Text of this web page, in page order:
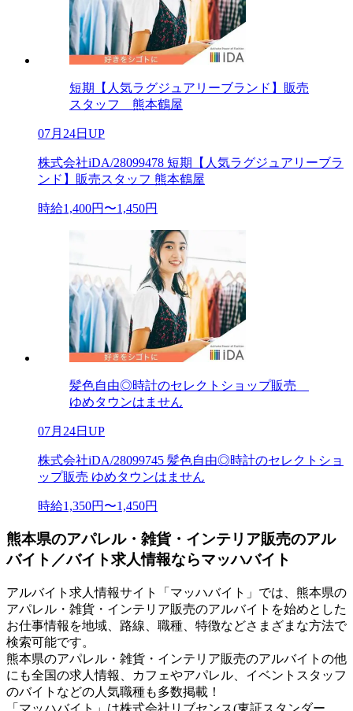
短期【人気ラグジュアリーブランド】販売
スタッフ 熊本鶴屋
07月24日UP
株式会社iDA/28099478 短期【人気ラグジュアリーブラ
ンド】販売スタッフ 熊本鶴屋
時給1,400円〜1,450円
髪色自由◎時計のセレクトショップ販売
ゆめタウンはません
07月24日UP
株式会社iDA/28099745 髪色自由◎時計のセレクトショ
ップ販売 ゆめタウンはません
時給1,350円〜1,450円
熊本県のアパレル・雑貨・インテリア販売のアル
バイト／バイト求人情報ならマッハバイト
アルバイト求人情報サイト「マッハバイト」では、熊本県の
アパレル・雑貨・インテリア販売のアルバイトを始めとした
お仕事情報を地域、路線、職種、特徴などさまざまな方法で
検索可能です。
熊本県のアパレル・雑貨・インテリア販売のアルバイトの他
にも全国の求人情報、カフェやアパレル、イベントスタッフ
のバイトなどの人気職種も多数掲載！